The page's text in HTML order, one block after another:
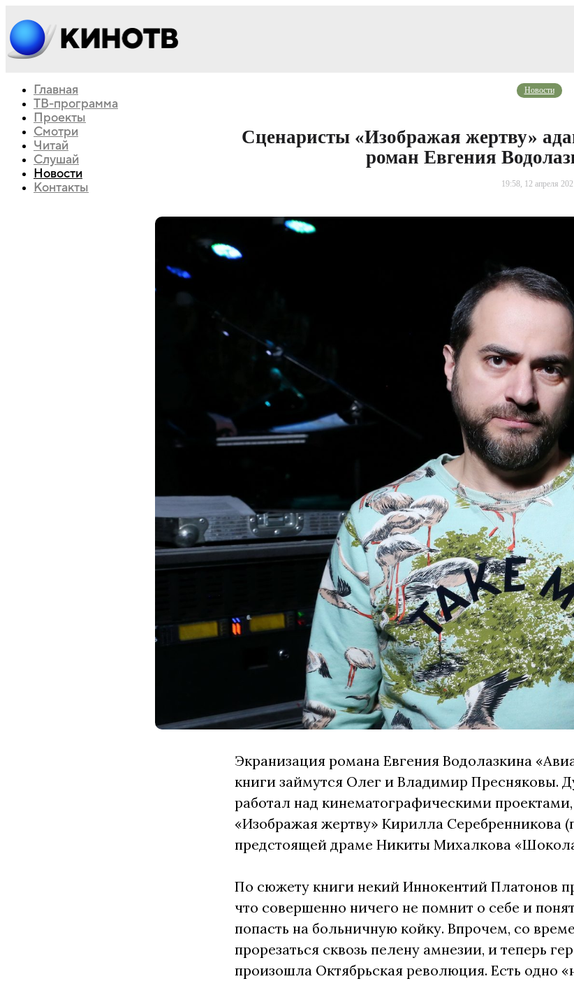
Главная
ТВ-программа
Проекты
Смотри
Читай
Слушай
Новости
Контакты
Новости
Сценаристы «Изображая жертву»
роман Евгения
19:58, 12 апреля
Экранизация романа Евгения Водолазкина
книги займутся Олег и Владимир Пресняковы.
работал над кинематографическими
«Изображая жертву» Кирилла Серебренникова
предстоящей драме Никиты Михалкова
По сюжету книги некий Иннокентий Платонов
что совершенно ничего не помнит о себе и
попасть на больничную койку. Впрочем, со
прорезаться сквозь пелену амнезии, и теперь
произошла Октябрьская революция. Есть одно